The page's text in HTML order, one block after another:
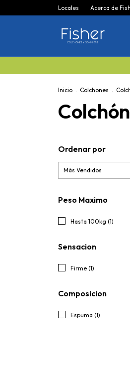
Locales Acerca de
Inicio . Colchones .
Ordenar por
Peso Maximo
Hasta 100kg (1)
Sensacion
Firme (1)
Composicion
Espuma (1)